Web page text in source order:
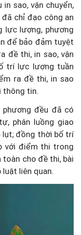
sao, vận chuyển,
đã chỉ đạo công an
lực lượng, phương
để bảo đảm tuyệt
đề thi, in sao, vận
trí lực lượng tuần
ra đề thi, in sao
thông tin.
đều đã có
phân luồng giao
lụt; đồng thời bố trí
với điểm thi trong
toàn cho đề thi, bài
luật liên quan.